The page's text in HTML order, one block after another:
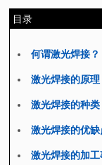
目录
何谓激光焊接？
激光焊接的原理
激光焊接的种类
激光焊接的优缺
激光焊接的加工